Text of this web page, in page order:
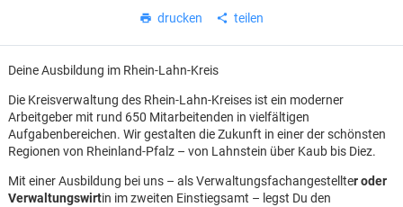
drucken teilen
Deine Ausbildung im Rhein-Lahn-Kreis
Die Kreisverwaltung des Rhein-Lahn-Kreises ist ein moderner
Arbeitgeber mit rund 650 Mitarbeitenden in vielfältigen
Aufgabenbereichen. Wir gestalten die Zukunft in einer der schönsten
Regionen von Rheinland-Pfalz – von Lahnstein über Kaub bis Diez.
Mit einer Ausbildung bei uns – als Verwaltungsfachangestellter oder
Verwaltungswirtin im zweiten Einstiegsamt – legst Du den